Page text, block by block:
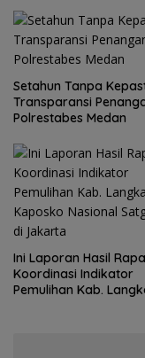
Setahun Tanpa
Transparansi
Polrestabes Medan
Ini Laporan Hasil
Koordinasi Indikator
Pemulihan Kab.